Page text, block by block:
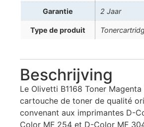
Garantie 2 Jaar
Type de produit
Beschrijving
Le Olivetti B1168 Toner
cartouche de toner de qualité
convenant aux imprimantes D-
Color MF 254 et D-Color MF